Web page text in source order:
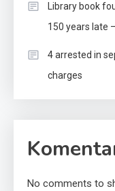
Library book
150 years late
4 arrested in
charges
No comments to